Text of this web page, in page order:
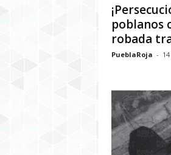
poblanos
robada
PueblaRoja -